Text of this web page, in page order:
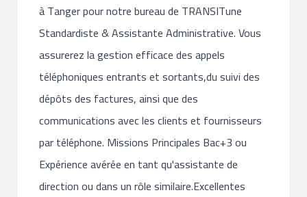
à Tanger pour notre bureau de TRANSITune
Standardiste & Assistante Administrative. Vous
assurerez la gestion efficace des appels
téléphoniques entrants et sortants,du suivi des
dépôts des factures, ainsi que des
communications avec les clients et fournisseurs
par téléphone. Missions Principales Bac+3 ou
Expérience avérée en tant qu'assistante de
direction ou dans un rôle similaire.Excellentes